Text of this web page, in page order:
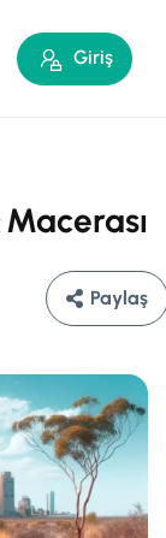
Giriş
Paylaş